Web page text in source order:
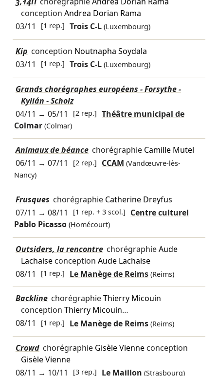
conception Andrea Dorian Rama
03/11
[1 rep.] Trois C-L (Luxembourg)
Kip conception Noutnapha Soydala
03/11
[1 rep.] Trois C-L (Luxembourg)
Grands chorégraphes européens - Forsythe -
Kylián - Scholz
04/11 → 05/11 [2 rep.] Théâtre municipal de
Colmar (Colmar)
Animaux de béance chorégraphie Camille Mutel
06/11 → 07/11 [2 rep.] CCAM (Vandœuvre-lès-
Nancy)
Frusques chorégraphie Catherine Dreyfus
07/11 → 08/11 [1 rep. + 3 scol.]
Centre culturel
Pablo Picasso (Homécourt)
Outsiders, la rencontre chorégraphieAude
Lachaiseconception Aude Lachaise
08/11
[1 rep.] Le Manège de Reims (Reims)
Backline chorégraphieThierry Micouin
conception Thierry Micouin…
08/11
[1 rep.] Le Manège de Reims (Reims)
Crowd chorégraphie Gisèle Vienneconception
Gisèle Vienne
08/11 → 10/11 [3 rep.] Le Maillon (Strasbourg)